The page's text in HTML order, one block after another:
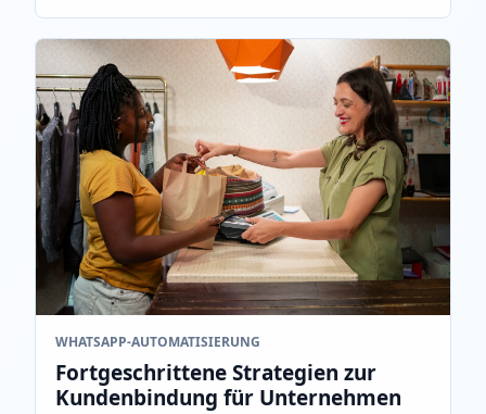
WHATSAPP‑AUTOMATISIERUNG
Fortgeschrittene Strategien zur
Kundenbindung für Unternehmen